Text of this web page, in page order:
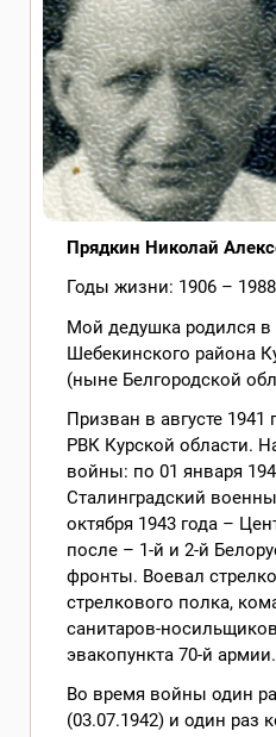
Прядкин Николай
Годы жизни: 1906 –
Мой дедушка родился
Шебекинского района
(ныне Белгородской
Призван в августе
РВК Курской области.
войны: по 01 января
Сталинградский
октября 1943 года –
после – 1-й и 2-й
фронты. Воевал
стрелкового полка,
санитаров-
эвакопункта 70-й армии.
Во время войны один
(03.07.1942) и один раз